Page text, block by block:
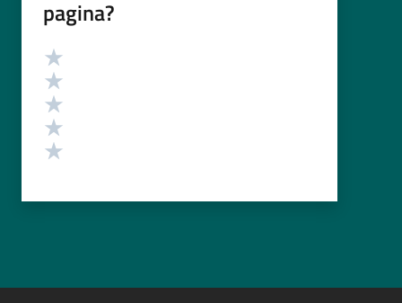
pagina?
Valutazione